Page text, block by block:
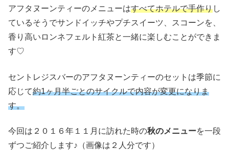
アフタヌーンティーのメニューはすべてホテルで手作りし
ているそうでサンドイッチやプチスイーツ、スコーンを、
香り高いロンネフェルト紅茶と一緒に楽しむことができま
す♡
セントレジスバーのアフタヌーンティーのセットは季節に
応じて約1ヶ月半ごとのサイクルで内容が変更になりま
す。
今回は２０１６年１１月に訪れた時の秋のメニューを一段
ずつご紹介します♪（画像は２人分です）